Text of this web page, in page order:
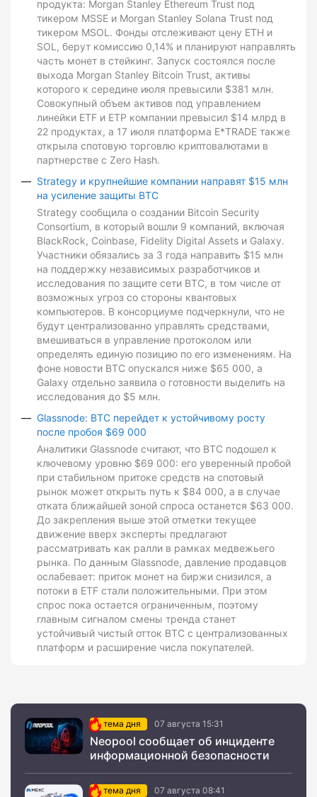
продукта: Morgan Stanley Ethereum Trust под
тикером MSSE и Morgan Stanley Solana Trust под
тикером MSOL. Фонды отслеживают цену ETH и
SOL, берут комиссию 0,14% и планируют направлять
часть монет в стейкинг. Запуск состоялся после
выхода Morgan Stanley Bitcoin Trust, активы
которого к середине июля превысили $381 млн.
Совокупный объем активов под управлением
линейки ETF и ETP компании превысил $14 млрд в
22 продуктах, а 17 июля платформа E*TRADE также
открыла спотовую торговлю криптовалютами в
партнерстве с Zero Hash.
Strategy и крупнейшие компании направят $15 млн
на усиление защиты BTC
Strategy сообщила о создании Bitcoin Security
Consortium, в который вошли 9 компаний, включая
BlackRock, Coinbase, Fidelity Digital Assets и Galaxy.
Участники обязались за 3 года направить $15 млн
на поддержку независимых разработчиков и
исследования по защите сети BTC, в том числе от
возможных угроз со стороны квантовых
компьютеров. В консорциуме подчеркнули, что не
будут централизованно управлять средствами,
вмешиваться в управление протоколом или
определять единую позицию по его изменениям. На
фоне новости BTC опускался ниже $65 000, а
Galaxy отдельно заявила о готовности выделить на
исследования до $5 млн.
Glassnode: BTC перейдет к устойчивому росту
после пробоя $69 000
Аналитики Glassnode считают, что BTC подошел к
ключевому уровню $69 000: его уверенный пробой
при стабильном притоке средств на спотовый
рынок может открыть путь к $84 000, а в случае
отката ближайшей зоной спроса останется $63 000.
До закрепления выше этой отметки текущее
движение вверх эксперты предлагают
рассматривать как ралли в рамках медвежьего
рынка. По данным Glassnode, давление продавцов
ослабевает: приток монет на биржи снизился, а
потоки в ETF стали положительными. При этом
спрос пока остается ограниченным, поэтому
главным сигналом смены тренда станет
устойчивый чистый отток BTC с централизованных
платформ и расширение числа покупателей.
тема дня 07 августа 15:31
Neopool сообщает об инциденте
информационной безопасности
тема дня 07 августа 08:41